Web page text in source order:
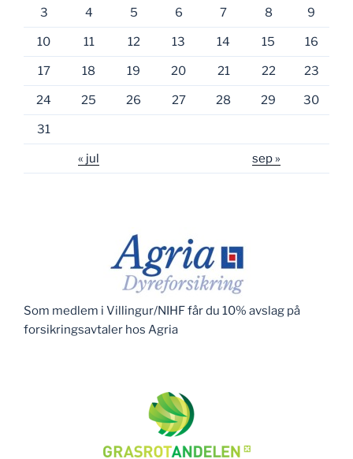
3 4 5 6 7 8 9
10 11 12 13 14 15 16
17 18 19 20 21 22 23
24 25 26 27 28 29 30
31
« jul sep »
Som medlem i Villingur/NIHF får du 10% avslag på
forsikringsavtaler hos Agria